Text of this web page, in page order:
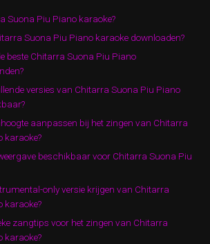
Suona Piu Piano karaoke?
Suona Piu Piano karaoke downloaden?
beste Chitarra Suona Piu Piano
versies van Chitarra Suona Piu Piano
aanpassen bij het zingen van Chitarra
karaoke?
beschikbaar voor Chitarra Suona Piu
only versie krijgen van Chitarra
karaoke?
zangtips voor het zingen van Chitarra
karaoke?